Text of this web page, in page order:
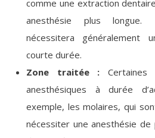
comme une extraction
anesthésie plus longue.
nécessitera généralement
courte durée.
Zone traitée :
anesthésiques à durée
exemple, les molaires, qui
nécessiter une anesthésie de